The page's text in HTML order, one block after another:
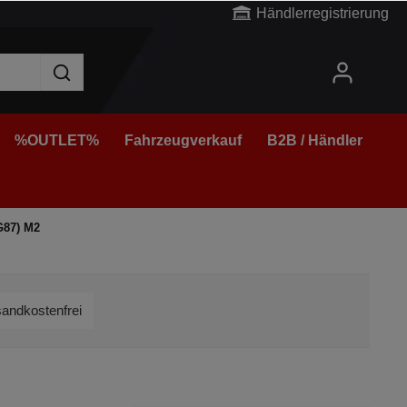
Händlerregistrierung
%OUTLET% Fahrzeugverkauf B2B / Händler
M2